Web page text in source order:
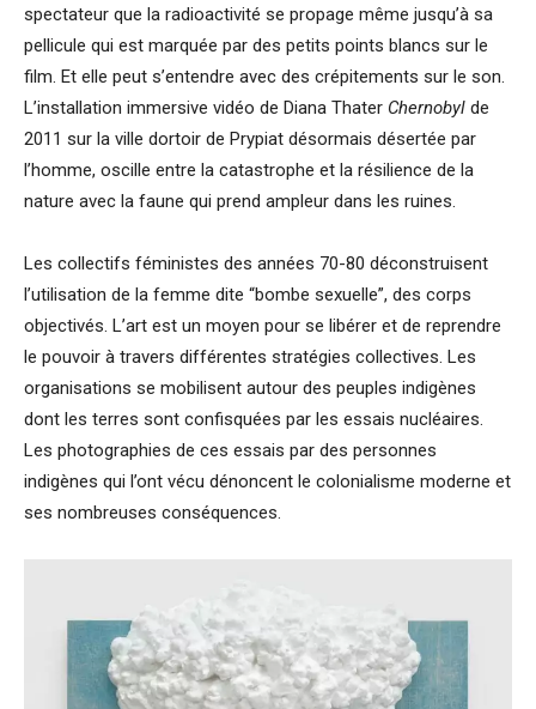
spectateur que la radioactivité se propage même jusqu’à sa
pellicule qui est marquée par des petits points blancs sur le
film. Et elle peut s’entendre avec des crépitements sur le son.
L’installation immersive vidéo de Diana Thater Chernobyl de
2011 sur la ville dortoir de Prypiat désormais désertée par
l’homme, oscille entre la catastrophe et la résilience de la
nature avec la faune qui prend ampleur dans les ruines.
Les collectifs féministes des années 70-80 déconstruisent
l’utilisation de la femme dite “bombe sexuelle”, des corps
objectivés. L’art est un moyen pour se libérer et de reprendre
le pouvoir à travers différentes stratégies collectives. Les
organisations se mobilisent autour des peuples indigènes
dont les terres sont confisquées par les essais nucléaires.
Les photographies de ces essais par des personnes
indigènes qui l’ont vécu dénoncent le colonialisme moderne et
ses nombreuses conséquences.